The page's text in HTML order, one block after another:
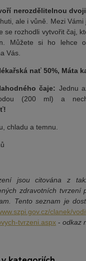
nerozdělitelnou
ale i vůně. Mezi
se rozhodli vytvořit čaj,
Můžete si ho lehce
Vás.
nať 50%, Máta
čaje: Jednu
(200 ml) a
chladu a temnu.
jsou citována z
zdravotních tvrzení
Tento seznam je
clanek/
tvrzeni.aspx -odkaz